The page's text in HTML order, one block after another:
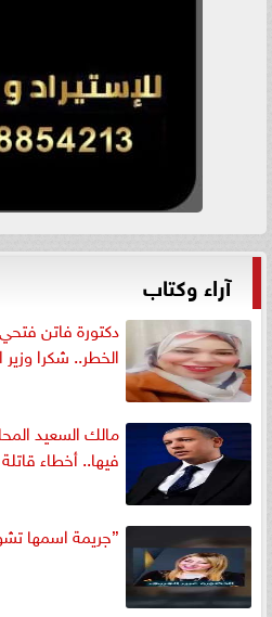
آراء وكتاب
دكتورة فاتن
الخطر.. شكرا
مالك السعيد
فيها.. أخطاء
”جريمة اسمها